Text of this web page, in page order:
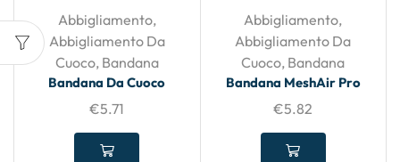
Abbigliamento,
Abbigliamento Da
Cuoco, Bandana
Bandana Da Cuoco
€5.71
Abbigliamento,
Abbigliamento Da
Cuoco, Bandana
Bandana MeshAir Pro
€5.82